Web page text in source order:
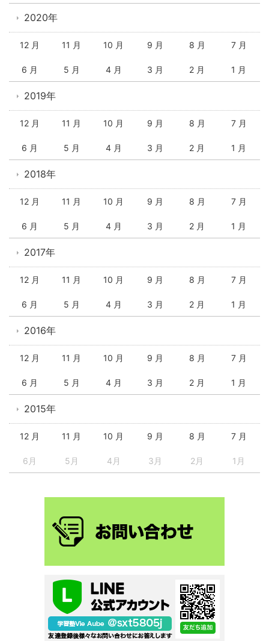
2020年
12 月 11 月 10 月 9 月 8 月 7 月
6 月 5 月 4 月 3 月 2 月 1 月
2019年
12 月 11 月 10 月 9 月 8 月 7 月
6 月 5 月 4 月 3 月 2 月 1 月
2018年
12 月 11 月 10 月 9 月 8 月 7 月
6 月 5 月 4 月 3 月 2 月 1 月
2017年
12 月 11 月 10 月 9 月 8 月 7 月
6 月 5 月 4 月 3 月 2 月 1 月
2016年
12 月 11 月 10 月 9 月 8 月 7 月
6 月 5 月 4 月 3 月 2 月 1 月
2015年
12 月 11 月 10 月 9 月 8 月 7 月
6月 5月 4月 3月 2月 1月